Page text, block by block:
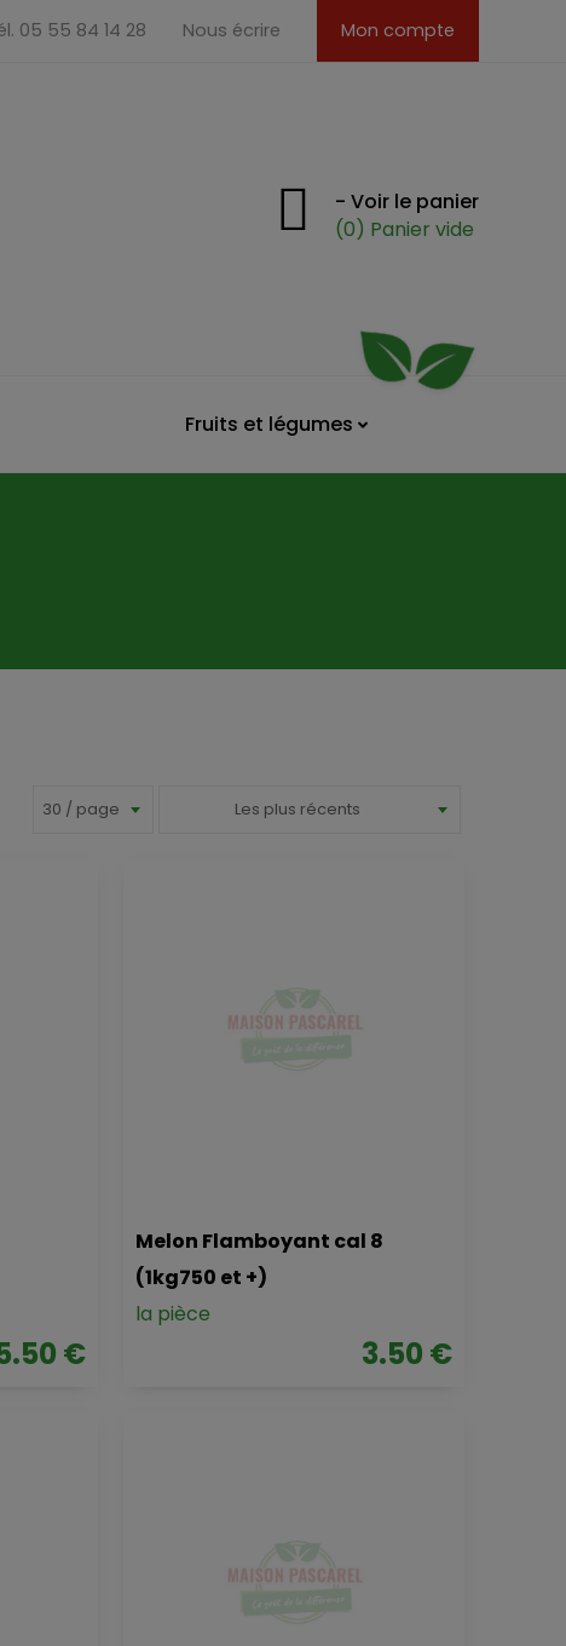
05 55 84 14 28 Nous écrire Mon compte
- Voir le panier
(0) Panier vide
Fruits et légumes
30 / page Les plus récents
€
Melon Flamboyant cal 8
(1kg750 et +)
la pièce
3.50 €